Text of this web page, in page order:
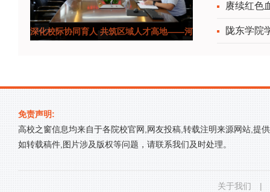
深化校际协同育人 共筑区域人才高地——河
赓续红色
陇东学院
免责声明:
高校之窗信息均来自于各院校官网,网友投稿,转载注明来源网站,提
如转载稿件,图片涉及版权等问题，请联系我们及时处理。
关于我们
|